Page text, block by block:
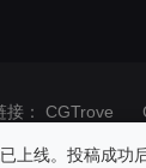
上线。投稿成功
接： CGTrove
删除！如果发